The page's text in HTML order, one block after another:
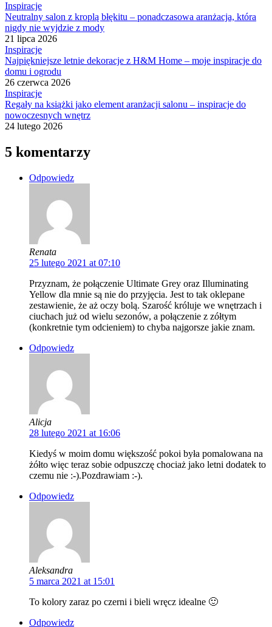
Inspiracje
Neutralny salon z kroplą błękitu – ponadczasowa aranżacja, która
nigdy nie wyjdzie z mody
21 lipca 2026
Inspiracje
Najpiękniejsze letnie dekoracje z H&M Home – moje inspiracje do
domu i ogrodu
26 czerwca 2026
Inspiracje
Regały na książki jako element aranżacji salonu – inspiracje do
nowoczesnych wnętrz
24 lutego 2026
5 komentarzy
Odpowiedz
Renata
25 lutego 2021 at 07:10
Przyznam, że połączenie Ultimate Grey oraz Illuminating
Yellow dla mnie są nie do przyjęcia. Jest to tak oklepane
zestawienie, że aż oczy bolą. Szarość króluje we wnętrzach i
ciuchach już od wielu sezonów, a połączenie z zółtym
(konkretnie tym odcieniem) to chyba najgorsze jakie znam.
Odpowiedz
Alicja
28 lutego 2021 at 16:06
Kiedyś w moim domu większość pokoi była pomalowana na
żółto więc teraz sobie odpuszczę chociaż jako letni dodatek to
czemu nie :-).Pozdrawiam :-).
Odpowiedz
Aleksandra
5 marca 2021 at 15:01
To kolory zaraz po czerni i bieli wręcz idealne 🙂
Odpowiedz